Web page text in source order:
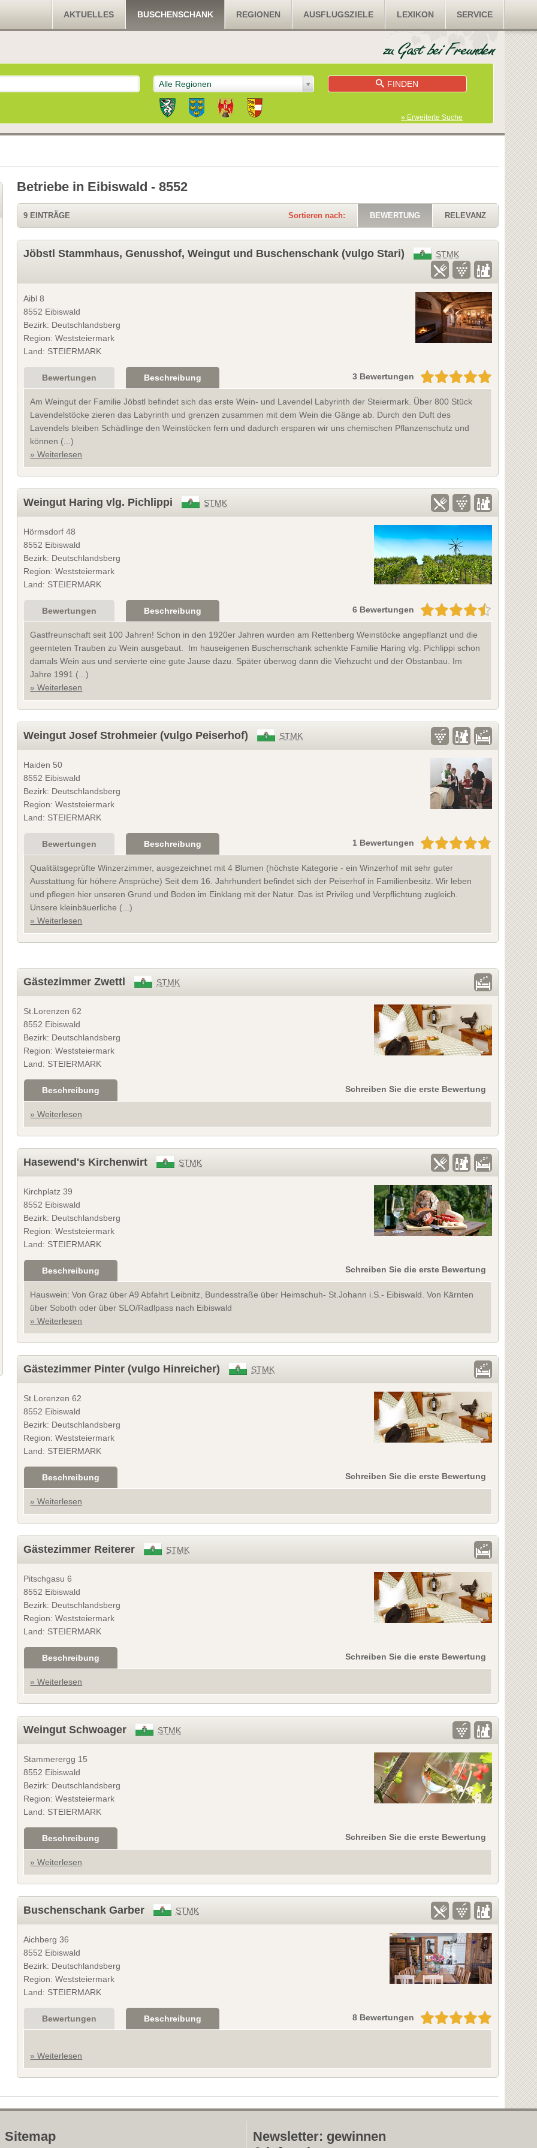
AKTUELLES BUSCHENSCHANK REGIONEN AUSFLUGSZIELE LEXIKON SERVICE
Alle Regionen FINDEN
» Erweiterte Suche
Betriebe in Eibiswald - 8552
9 EINTRÄGE Sortieren nach: BEWERTUNG RELEVANZ
Jöbstl Stammhaus, Genusshof, Weingut und Buschenschank (vulgo Stari) STMK
Aibl 8
8552 Eibiswald
Bezirk: Deutschlandsberg
Region: Weststeiermark
Land: STEIERMARK
Bewertungen Beschreibung 3 Bewertungen
Am Weingut der Familie Jöbstl befindet sich das erste Wein- und Lavendel Labyrinth der Steiermark. Über 800 Stück
Lavendelstöcke zieren das Labyrinth und grenzen zusammen mit dem Wein die Gänge ab. Durch den Duft des
Lavendels bleiben Schädlinge den Weinstöcken fern und dadurch ersparen wir uns chemischen Pflanzenschutz und
können (...)
» Weiterlesen
Weingut Haring vlg. Pichlippi STMK
Hörmsdorf 48
8552 Eibiswald
Bezirk: Deutschlandsberg
Region: Weststeiermark
Land: STEIERMARK
Bewertungen Beschreibung 6 Bewertungen
Gastfreunschaft seit 100 Jahren! Schon in den 1920er Jahren wurden am Rettenberg Weinstöcke angepflanzt und die
geernteten Trauben zu Wein ausgebaut. Im hauseigenen Buschenschank schenkte Familie Haring vlg. Pichlippi schon
damals Wein aus und servierte eine gute Jause dazu. Später überwog dann die Viehzucht und der Obstanbau. Im
Jahre 1991 (...)
» Weiterlesen
Weingut Josef Strohmeier (vulgo Peiserhof) STMK
Haiden 50
8552 Eibiswald
Bezirk: Deutschlandsberg
Region: Weststeiermark
Land: STEIERMARK
Bewertungen Beschreibung 1 Bewertungen
Qualitätsgeprüfte Winzerzimmer, ausgezeichnet mit 4 Blumen (höchste Kategorie - ein Winzerhof mit sehr guter
Ausstattung für höhere Ansprüche) Seit dem 16. Jahrhundert befindet sich der Peiserhof in Familienbesitz. Wir leben
und pflegen hier unseren Grund und Boden im Einklang mit der Natur. Das ist Privileg und Verpflichtung zugleich.
Unsere kleinbäuerliche (...)
» Weiterlesen
Gästezimmer Zwettl STMK
St.Lorenzen 62
8552 Eibiswald
Bezirk: Deutschlandsberg
Region: Weststeiermark
Land: STEIERMARK
Beschreibung Schreiben Sie die erste Bewertung
» Weiterlesen
Hasewend's Kirchenwirt STMK
Kirchplatz 39
8552 Eibiswald
Bezirk: Deutschlandsberg
Region: Weststeiermark
Land: STEIERMARK
Beschreibung Schreiben Sie die erste Bewertung
Hauswein: Von Graz über A9 Abfahrt Leibnitz, Bundesstraße über Heimschuh- St.Johann i.S.- Eibiswald. Von Kärnten
über Soboth oder über SLO/Radlpass nach Eibiswald
» Weiterlesen
Gästezimmer Pinter (vulgo Hinreicher) STMK
St.Lorenzen 62
8552 Eibiswald
Bezirk: Deutschlandsberg
Region: Weststeiermark
Land: STEIERMARK
Beschreibung Schreiben Sie die erste Bewertung
» Weiterlesen
Gästezimmer Reiterer STMK
Pitschgasu 6
8552 Eibiswald
Bezirk: Deutschlandsberg
Region: Weststeiermark
Land: STEIERMARK
Beschreibung Schreiben Sie die erste Bewertung
» Weiterlesen
Weingut Schwoager STMK
Stammerergg 15
8552 Eibiswald
Bezirk: Deutschlandsberg
Region: Weststeiermark
Land: STEIERMARK
Beschreibung Schreiben Sie die erste Bewertung
» Weiterlesen
Buschenschank Garber STMK
Aichberg 36
8552 Eibiswald
Bezirk: Deutschlandsberg
Region: Weststeiermark
Land: STEIERMARK
Bewertungen Beschreibung 8 Bewertungen
» Weiterlesen
Sitemap
Newsletter: gewinnen